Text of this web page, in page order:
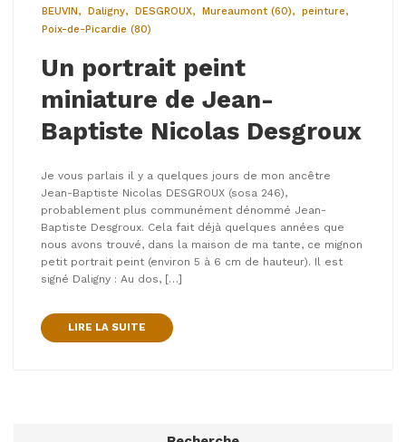
BEUVIN
Daligny DESGROUX Mureaumont (60)
peinture
Poix-de-Picardie (80)
Un portrait peint
miniature de Jean-
Baptiste Nicolas Desgroux
Je vous parlais il y a quelques jours de mon ancêtre
Jean-Baptiste Nicolas DESGROUX (sosa 246),
probablement plus communément dénommé Jean-
Baptiste Desgroux. Cela fait déjà quelques années que
nous avons trouvé, dans la maison de ma tante, ce mignon
petit portrait peint (environ 5 à 6 cm de hauteur). Il est
signé Daligny : Au dos, […]
LIRE LA SUITE